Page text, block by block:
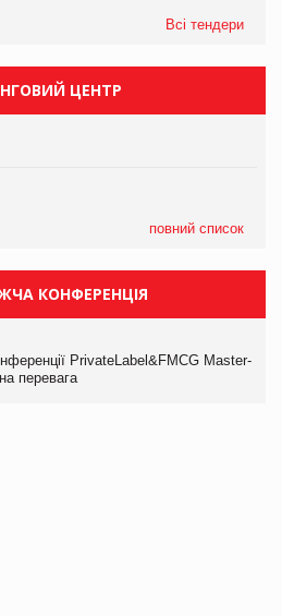
Всі тендери
ЦЕНТР
повний список
КОНФЕРЕНЦІЯ
PrivateLabel&FMCG Master-
перевага